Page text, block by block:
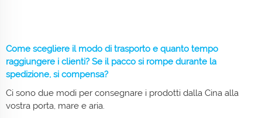
Come scegliere il modo di trasporto e quanto tempo
raggiungere i clienti? Se il pacco si rompe durante la
spedizione, si compensa?
Ci sono due modi per consegnare i prodotti dalla Cina alla
vostra porta, mare e aria.